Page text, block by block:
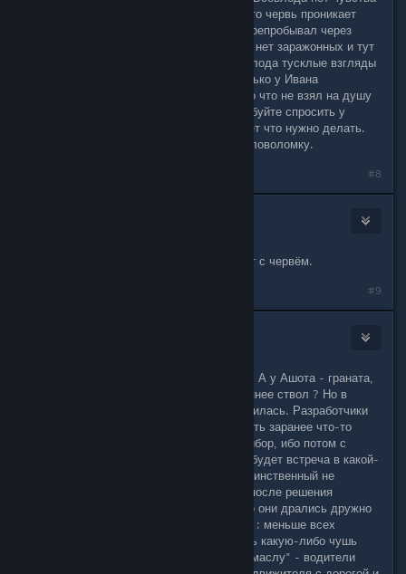
юмора раз, они вдвоем убеждены что червь проникает
через рот два Анатомию читаем, перепробывал через
сахронение говорить что с реди них нет заражонных и тут
вуаля пробуйте у 2-х Ашота и Всевлода тусклые взгляды
безразличные. На этот же ответ только у Ивана
одэкватное поведение "Фух спасибо что не взял на душу
грех, друзей незавалил" Так же пробуйте спросить у
Ивана про слухи ))) Он вам намекнет что нужно делать.
Разработчикам спасибо за такую головоломку.
#8
Иван нормальный. Всеволод и Ашот с червём.
#9
Уьзукщк Emperor, У Ивана - ствол ? А у Ашота - граната,
и чего , будут меряться, у кого длиннее ствол ? Но в
остальном мне логика очень понравилась. Разработчики
печатали, что у ГГ будет возможность заранее что-то
узнать про ту локацию и сделать выбор, ибо потом с
выжившим (выжившими) из троицы будет встреча в какой-
то локации. А Я решил, что Ашот единственный не
зараженный, но все равно завалил после решения
головоломки троих - ради опыта. Но они дрались дружно
все трое против меня. Почему Ашот : меньше всех
трындит и поэтому не успел ляпнуть какую-либо чушь
(Иван: "Машина шла легко - как по маслу" - водители